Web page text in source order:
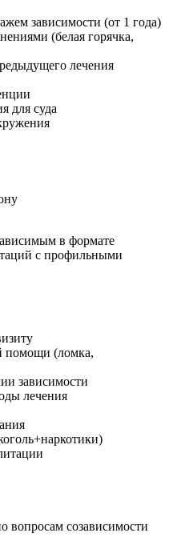
зависимости (от 1 года)
(белая горячка,
лечения
для суда
в формате
с профильными
помощи (ломка,
зависимости
лечения
вопросам созависимости